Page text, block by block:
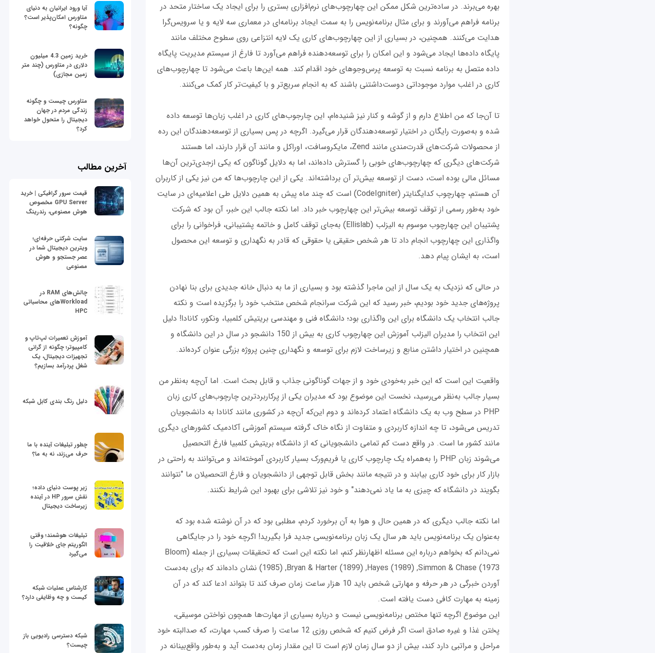
بهره می‌برند. در ساده‌ترین شکل ممکن این چهارچوب‌های نرم‌افزاری بستری را برای ایجاد یک ساختار متحد در
برنامه فراهم می‌آورند و برای مثال برنامه‌نویس را به سمت ایجاد برنامه‌ای در معماری سه لایه و یا سرویس‌گرا
هدایت می‌کنند. همچنین، در بسیاری از این چهارچوب‌های کاری یک لایه انتزاعی روی سطوح مختلف مانند
پایگاه داده‌ها ایجاد می‌شود و این امکان را برای توسعه‌دهنده فراهم می‌آورد تا فارغ از سیستم مدیریت پایگاه
داده متصل به برنامه نسبت به توسعه پرس‌و‌جوهای خود اقدام کند. همه این‌ها باعث می‌شود تا چهارچوب‌های
کاری در اغلب موارد موجوداتی دوست‌داشتنی باشند که به انجام سریع‌تر و با کیفیت‌تر کار کمک می‌کنند.
تا آن‌جا که من اطلاع دارم و از گوشه و کنار نیز شنیده‌ام، این چارجوب‌های کاری در اغلب زبان‌ها توسعه داده
شده و به‌صورت رایگان در اختیار توسعه‌دهندگان قرار می‌گیرد. اگرچه در پس بسیاری از توسعه‌دهندگان این رده
از محصولات شرکت‌های قدرت‌مندی مانند Zend، مایکروسافت، اوراکل و مانند آن قرار دارند، اما هستند
شرکت‌های دیگری که چهارچوب‌های خوبی را گسترش داده‌اند، اما به دلایل گوناگون که یکی ازجدی‌ترین آن‌ها
مسائل مالی بوده است، دست از توسعه بیش‌تر آن برداشته‌اند. یکی از این چارچوب‌ها که من نیز یکی از کاربران
آن هستم، چهارچوب کدایگنایتر (CodeIgniter) است که چند ماه پیش به همین دلایل طی اعلامیه‌ای در سایت
خود به‌طور رسمی از توقف توسعه بیش‌تر این چهارچوب خبر داد. اما نکته جالب این خبر، آن بود که شرکت
پشتیبان این چهارچوب موسوم به الیزلب (Ellislab) به‌جای توقف کامل و خاتمه پشتیبانی، فراخوانی را برای
واگذاری این چهارچوب انجام داد تا هر شخص حقیقی یا حقوقی که قادر به نگهداری و توسعه این محصول
است، به ایشان پیام دهد.
در حالی که نزدیک به یک ‌سال از این ماجرا گذشته بود و بسیاری از ما به دنبال خانه جدیدی برای بنا نهادن
پروژه‌های جدید خود بودیم، خبر رسید که این شرکت سرانجام شخص منتخب خود را برگزیده است و نکته
جالب انتخاب یک دانشگاه برای این واگذاری بود؛ دانشگاه فنی و مهندسی بریتیش کلمبیا، ونکور، کانادا! دلیل
این انتخاب را مدیران الیزلب آموزش این چهارچوب کاری به بیش از 150 دانشجو در سال در این دانشگاه و
همچنین در اختیار داشتن منابع و زیرساخت لازم برای توسعه و نگهداری چنین پروژه بزرگی عنوان کرده‌اند.
واقعیت این است که این خبر به‌خودی خود و از جهات گوناگونی جذاب و قابل بحث است. اما آن‌چه به‌نظر من
بسیار جالب به‌نظر می‌رسید، نخست این موضوع بود که مدیران یکی از پرکاربردترین چارچوب‌های کاری زبان
PHP در سطح وب به یک دانشگاه اعتماد کرده‌اند و دوم این‌که آن‌چه در کشوری مانند کانادا به دانشجویان
تدریس می‌شود، تا چه اندازه کاربردی و متفاوت از نگاه خاک گرفته سیستم آموزشی آکادمیک کشورهای دیگری
مانند کشور ما است. در واقع دست کم تمامی دانشجویانی که از دانشگاه بریتیش کلمبیا فارغ التحصیل
می‌شوند زبان PHP را به‌همراه یک چارچوب کاری یا فریم‌ورک بسیار کاربردی آموخته‌اند و می‌توانند به راحتی در
بازار کار برای خود کاری بیابند و در نتیجه مانند بخش قابل توجهی از دانشجویان و فارغ التحصیلان ما "نتوانند
بگویند در دانشگاه که چیزی به ما یاد نمی‌دهند" و خود نیز تلاشی برای بهبود این شرایط نکنند.
اما نکته جالب دیگری که در همین حال و هوا به آن برخورد کردم، مطلبی بود که در آن نوشته شده بود که
به‌عنوان یک برنامه‌نویس باید هر سال یک زبان برنامه‌نویسی جدید فرا بگیرید! اگرچه خود را در جایگاهی
نمی‌دانم که بخواهم درباره این مسئله اظهارنظر کنم، اما نکته این است که تحقیقات بسیاری از جمله (Bloom
(1985) ,Bryan & Harter (1899) ,Hayes (1989) ,Simmon & Chase (1973 نشان داده‌اند که برای به‌دست
آوردن خبرگی در هر حرفه و مهارتی شخص باید 10 هزار ساعت زمان صرف کند تا بتواند ادعا کند که در آن
زمینه به مهارت کافی دست یافته است.
این موضوع اگرچه تنها مختص برنامه‌نویسی نیست و درباره بسیاری از مهارت‌ها همچون نواختن موسیقی،
پختن غذا و غیره صادق است اگر فرض کنیم که شخص روزی 12 ساعت را صرف کسب مهارت، که صدالبته خود
مراحل و مراتبی دارد کند، بیش از دو سال زمان لازم است تا این مقدار زمان به‌دست آید و به‌طور واقع‌بینانه در
آیا ورود ایرانیان به دنیای
متاورس امکان‌پذیر است؟
چگونه؟
خرید زمین 4.3 میلیون
دلاری در متاورس (چند متر
زمین مجازی)
متاورس چیست و چگونه
زندگی مردم در جهان
دیجیتال را متحول خواهد
کرد؟
آخرین مطالب
قیمت سرور گرافیکی | خرید
GPU Server مخصوص
هوش مصنوعی، رندرینگ
سایت شرکتی حرفه‌ای؛
ویترین دیجیتال شما در
عصر جستجو و هوش
مصنوعی
چالش‌های RAM در
Workloadهای محاسباتی
HPC
آموزش تعمیرات لپ‌تاپ و
کامپیوتر؛ چگونه از گرانی
تجهیزات دیجیتال، یک
شغل پردرآمد بسازیم؟
دلیل رنگ بندی کابل شبکه
چطور تبلیغات آینده با ما
حرف می‌زند، نه به ما؟
زیر پوست دنیای داده؛
نقش سرور HP در آینده
زیرساخت دیجیتال
تبلیغات هوشمند؛ وقتی
الگوریتم جای خلاقیت را
می‌گیرد
کارشناس عملیات شبکه
کیست و چه وظایفی دارد؟
شبکه دسترسی رادیویی باز
چیست؟